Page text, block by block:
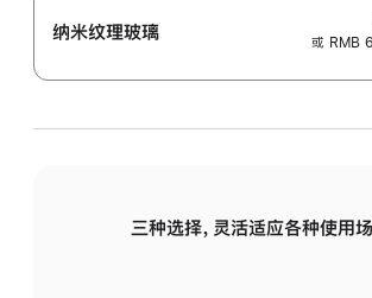
纳米纹理玻璃
或 RMB
三种选择，灵活适应各种使用场